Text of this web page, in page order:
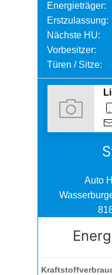
Energieträger:
Erstzulassung:
Nächste HU:
Vorbesitzer:
Türen / Sitze:
Auto